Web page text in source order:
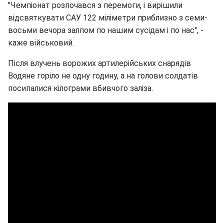
"Чемпіонат розпочався з перемоги, і вирішили
відсвяткувати САУ 122 міліметри приблизно з семи-
восьми вечора залпом по нашим сусідам і по нас", -
каже військовий.
Після влучень ворожих артилерійських снарядів
Водяне горіло не одну годину, а на голови солдатів
посипалися кілограми вбивчого заліза.